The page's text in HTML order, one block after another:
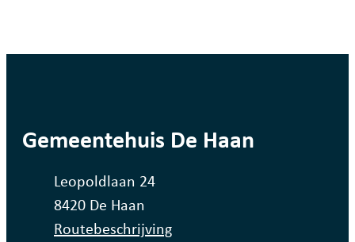
contact
Gemeentehuis De Haan
AdresLeopoldlaan 24
,8420 De Haan
Routebeschrijving